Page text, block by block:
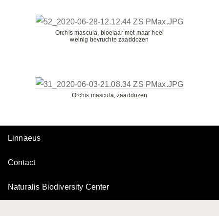
Orchis mascula, bloeiaar met maar heel
weinig bevruchte zaaddozen
Orchis mascula, zaaddozen
Linnaeus
Contact
Naturalis Biodiversity Center